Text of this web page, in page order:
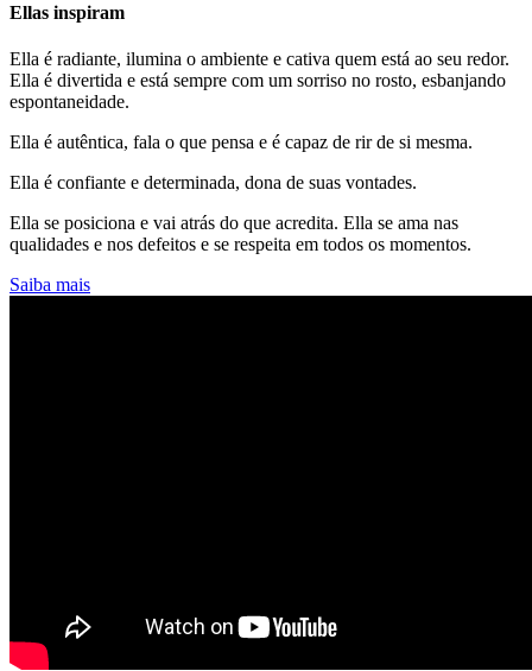
Ellas inspiram
Ella é radiante, ilumina o ambiente e cativa quem está ao seu redor.
Ella é divertida e está sempre com um sorriso no rosto, esbanjando
espontaneidade.
Ella é autêntica, fala o que pensa e é capaz de rir de si mesma.
Ella é confiante e determinada, dona de suas vontades.
Ella se posiciona e vai atrás do que acredita. Ella se ama nas
qualidades e nos defeitos e se respeita em todos os momentos.
Saiba mais